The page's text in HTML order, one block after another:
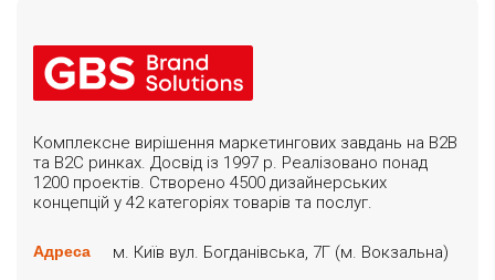
Комплексне вирішення маркетингових завдань на B2B
та B2C ринках. Досвід із 1997 р. Реалізовано понад
1200 проектів. Створено 4500 дизайнерських
концепцій у 42 категоріях товарів та послуг.
Адреса м. Київ вул. Богданівська, 7Г (м. Вокзальна)